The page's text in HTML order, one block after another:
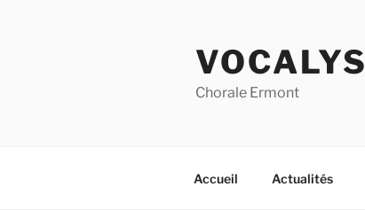
VOCALYS
Chorale Ermont
Accueil Actualités